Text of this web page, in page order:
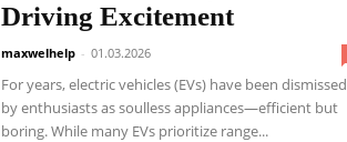
Driving Excitement
maxwelhelp - 01.03.2026
For years, electric vehicles (EVs) have been dismissed
by enthusiasts as soulless appliances—efficient but
boring. While many EVs prioritize range...